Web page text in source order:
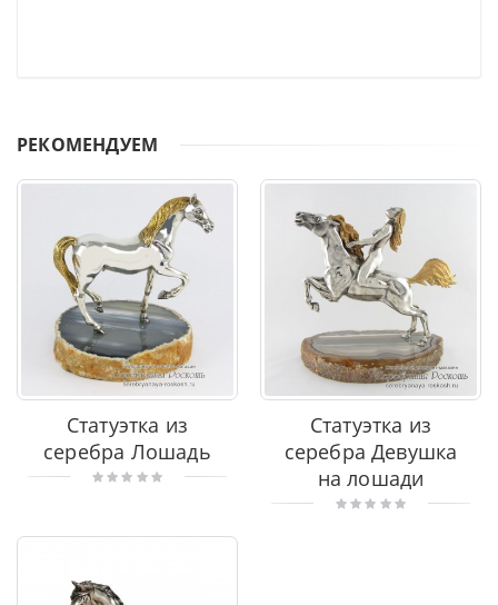
РЕКОМЕНДУЕМ
Статуэтка из
серебра Лошадь
Статуэтка из
серебра Девушка
на лошади